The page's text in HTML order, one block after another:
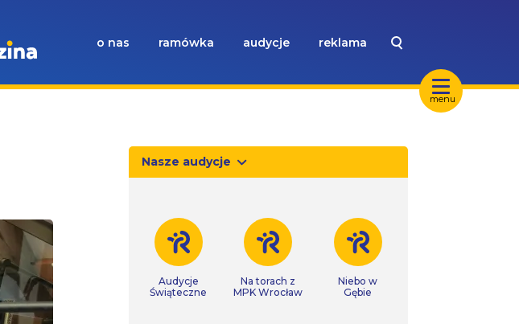
menu
o nas ramówka audycje reklama
Nasze audycje
Audycje
Świąteczne
Na torach z
MPK Wrocław
Niebo w
Gębie